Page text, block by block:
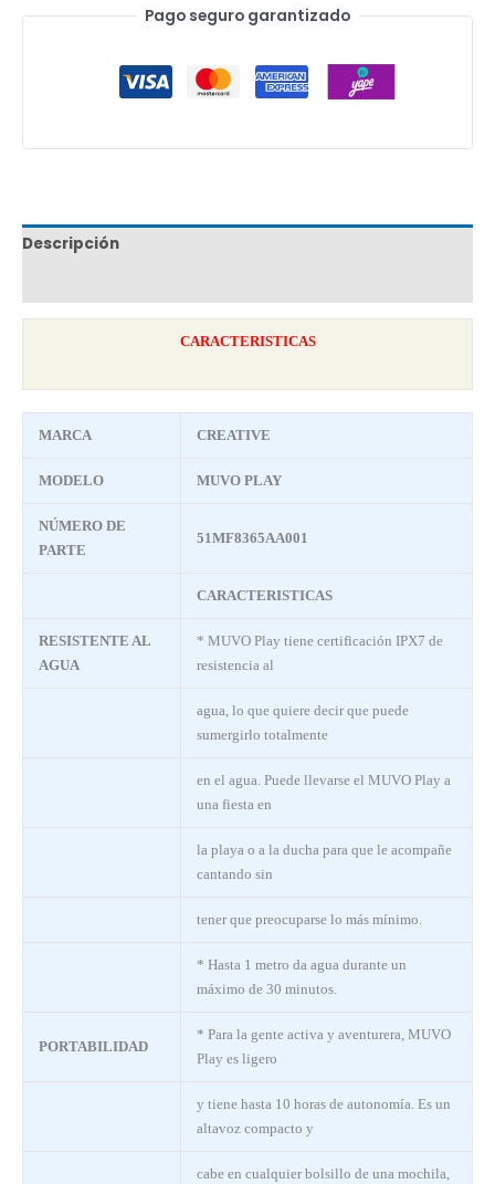
Pago seguro garantizado
Descripción
CARACTERISTICAS
MARCA CREATIVE
MODELO MUVO PLAY
NÚMERO DE
PARTE
51MF8365AA001
CARACTERISTICAS
RESISTENTE AL
AGUA
* MUVO Play tiene certificación IPX7 de
resistencia al
agua, lo que quiere decir que puede
sumergirlo totalmente
en el agua. Puede llevarse el MUVO Play a
una fiesta en
la playa o a la ducha para que le acompañe
cantando sin
tener que preocuparse lo más mínimo.
* Hasta 1 metro da agua durante un
máximo de 30 minutos.
PORTABILIDAD
* Para la gente activa y aventurera, MUVO
Play es ligero
y tiene hasta 10 horas de autonomía. Es un
altavoz compacto y
cabe en cualquier bolsillo de una mochila,